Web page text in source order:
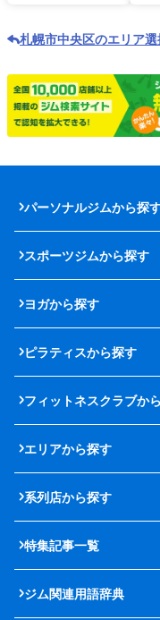
札幌市中央区のエリア
パーソナルジムから探
スポーツジムから探す
ヨガから探す
ピラティスから探す
フィットネスクラブか
エリアから探す
系列店から探す
特集記事一覧
ジム関連用語辞典